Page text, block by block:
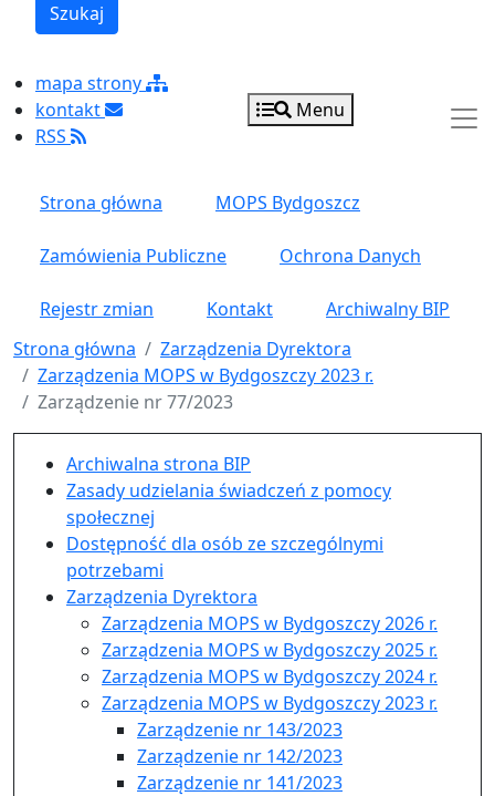
Szukaj
mapa strony
kontakt
RSS
Menu
Strona główna MOPS Bydgoszcz
Zamówienia Publiczne Ochrona Danych
Rejestr zmian Kontakt
Archiwalny BIP
Strona główna
Zarządzenia Dyrektora
Zarządzenia MOPS w Bydgoszczy 2023 r.
Zarządzenie nr 77/2023
Menu główne pionowe
Archiwalna strona BIP
Zasady udzielania świadczeń z pomocy
społecznej
Dostępność dla osób ze szczególnymi
potrzebami
Zarządzenia Dyrektora
Zarządzenia MOPS w Bydgoszczy 2026 r.
Zarządzenia MOPS w Bydgoszczy 2025 r.
Zarządzenia MOPS w Bydgoszczy 2024 r.
Zarządzenia MOPS w Bydgoszczy 2023 r.
Zarządzenie nr 143/2023
Zarządzenie nr 142/2023
Zarządzenie nr 141/2023